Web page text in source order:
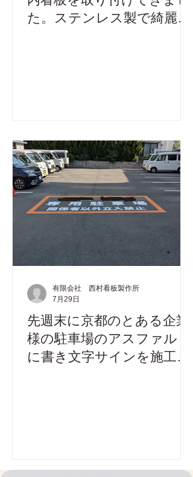
た。ステンレス製で綺麗に
先週末に京都のとある企業
様の駐車場のアスファルト
に書き文字サインを施工し
有限会社 西村看板製作所
7月29日